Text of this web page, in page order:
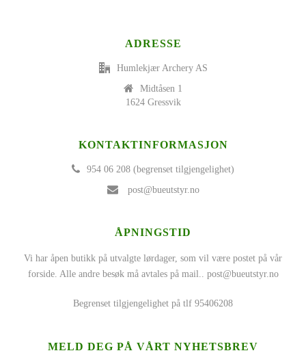
ADRESSE
Humlekjær Archery AS
Midtåsen 1
1624 Gressvik
KONTAKTINFORMASJON
954 06 208 (begrenset tilgjengelighet)
post@bueutstyr.no
ÅPNINGSTID
Vi har åpen butikk på utvalgte lørdager, som vil være postet på vår
forside. Alle andre besøk må avtales på mail.. post@bueutstyr.no
Begrenset tilgjengelighet på tlf 95406208
MELD DEG PÅ VÅRT NYHETSBREV